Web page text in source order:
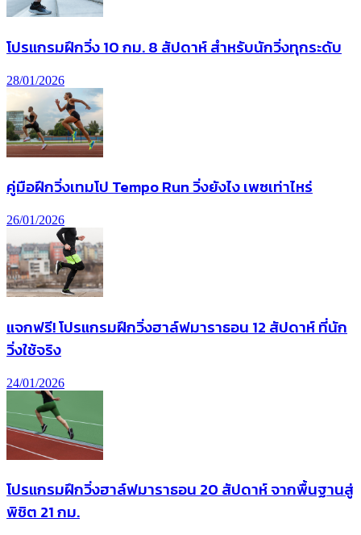
โปรแกรมฝึกวิ่ง 10 กม. 8 สัปดาห์ สำหรับนักวิ่งทุกระดับ
28/01/2026
คู่มือฝึกวิ่งเทมโป Tempo Run วิ่งยังไง เพซเท่าไหร่
26/01/2026
แจกฟรี! โปรแกรมฝึกวิ่งฮาล์ฟมาราธอน 12 สัปดาห์ ที่นัก
วิ่งใช้จริง
24/01/2026
โปรแกรมฝึกวิ่งฮาล์ฟมาราธอน 20 สัปดาห์ จากพื้นฐานสู่
พิชิต 21 กม.